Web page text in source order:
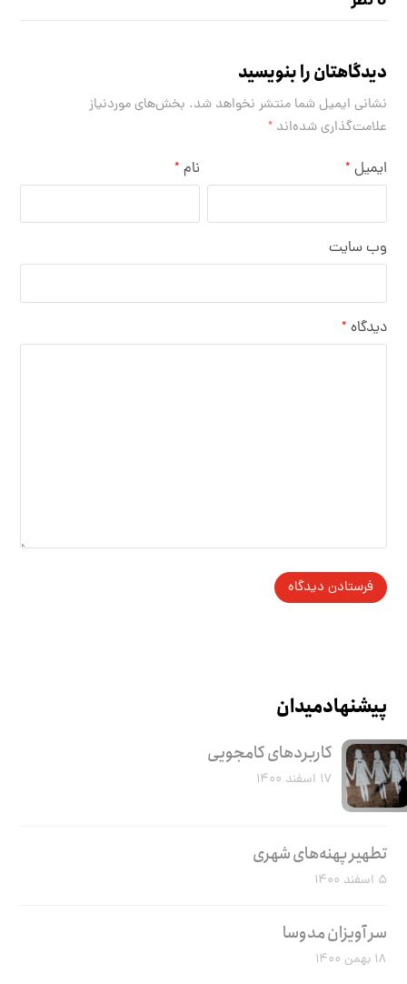
دیدگاهتان را بنویسید
نشانی ایمیل شما منتشر نخواهد شد. بخش‌های موردنیاز
علامت‌گذاری شده‌اند*
نام * ایمیل *
وب‌ سایت
دیدگاه *
پیشنهاد میدان
کاربرد‌های کامجویی
۱۷ اسفند ۱۴۰۰
تطهیر پهنه‌های شهری
۵ اسفند ۱۴۰۰
سر آویزان مدوسا
۱۸ بهمن ۱۴۰۰